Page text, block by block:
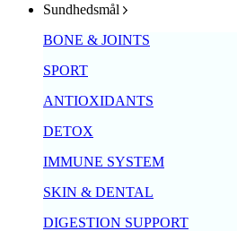
Sundhedsmål
BONE & JOINTS
SPORT
ANTIOXIDANTS
DETOX
IMMUNE SYSTEM
SKIN & DENTAL
DIGESTION SUPPORT